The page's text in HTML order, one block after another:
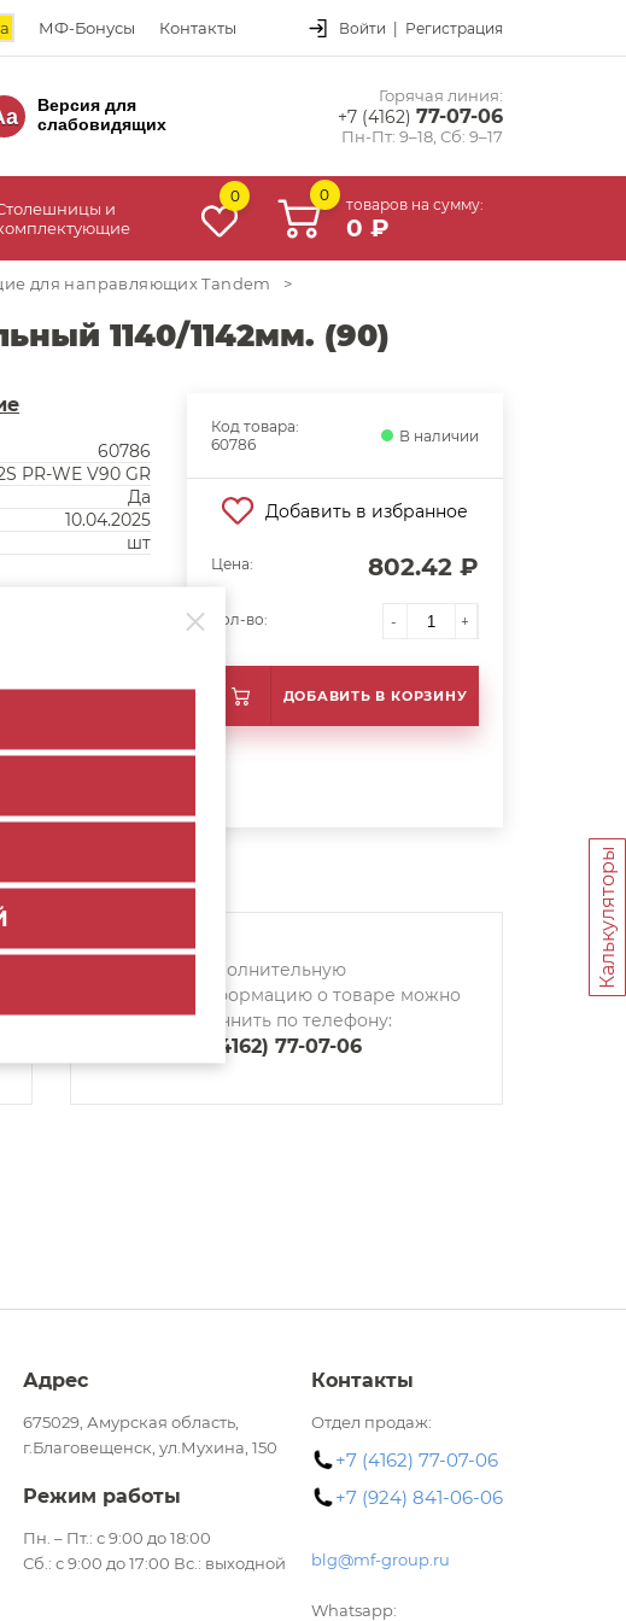
МФ-Бонусы Контакты Войти | Регистрация
Версия для
слабовидящих
Горячая линия:
+7 (4162) 77-07-06
Пн-Пт: 9–18, Сб: 9–17
и
0 0
товаров на сумму:
0 ₽
для направляющих Tandem
>
1140/1142мм. (90)
60786
PR-WE V90 GR
Да
10.04.2025
шт
Код товара:
60786
В наличии
Добавить в избранное
Цена: 802.42 ₽
Кол-во: - +
ДОБАВИТЬ В КОРЗИНУ
Дополнительную
информацию о товаре можно
уточнить по телефону:
8 (4162) 77-07-06
Калькуляторы
Адрес
675029, Амурская область,
г.Благовещенск, ул.Мухина, 150
Режим работы
Пн. – Пт.: с 9:00 до 18:00
Сб.: с 9:00 до 17:00 Вс.: выходной
Контакты
Отдел продаж:
+7 (4162) 77-07-06
+7 (924) 841-06-06
blg@mf-group.ru
Whatsapp: